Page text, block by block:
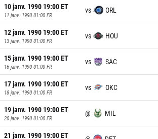
10 janv. 1990 19:00ET
11 janv. 1990 01:00 FR
vs ORL
12 janv. 1990 19:00ET
13 janv. 1990 01:00 FR
vs HOU
15 janv. 1990 19:00ET
16 janv. 1990 01:00 FR
vs SAC
17 janv. 1990 19:00ET
18 janv. 1990 01:00 FR
vs OKC
19 janv. 1990 19:00ET
20 janv. 1990 01:00 FR
@ MIL
21 janv. 1990 19:00ET